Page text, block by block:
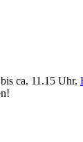
ca. 11.15 Uhr.